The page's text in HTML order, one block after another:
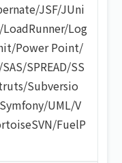
/JSF/JUni
/LoadRunner/Log
/Power Point/
/SAS/SPREAD/SS
/Subversio
/UML/V
/FuelP